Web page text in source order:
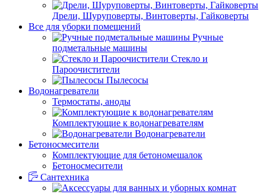
Дрели, Шуруповерты, Винтоверты, Гайковерты
Все для уборки помещений
Ручные
подметальные машины
Стекло и
Пароочистители
Пылесосы
Водонагреватели
Термостаты, аноды
Комплектующие к водонагревателям
Водонагреватели
Бетоносмесители
Комплектующие для бетономешалок
Бетоносмесители
Сантехника